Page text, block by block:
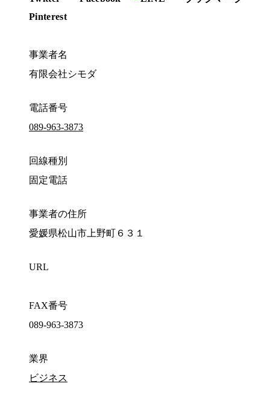
Pinterest
事業者名
有限会社シモダ
電話番号
089-963-3873
回線種別
固定電話
事業者の住所
愛媛県松山市上野町６３１
URL
FAX番号
089-963-3873
業界
ビジネス